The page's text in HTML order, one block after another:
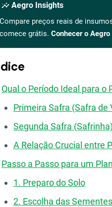
insights Aegro Insights
Compare preços reais de
comece grátis. Conhecer o
Qual o Período Ideal para o
Primeira Safra (Safra de
Segunda Safra (Safrinha)
A Relação Crucial entre
Passo a Passo para um
1. Preparo do Solo
2. Escolha das Sementes